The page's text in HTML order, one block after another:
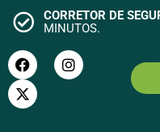
CORRETOR DE
MINUTOS.